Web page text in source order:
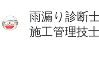
雨漏り診断
施工管理技